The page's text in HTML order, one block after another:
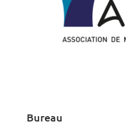
Bureau